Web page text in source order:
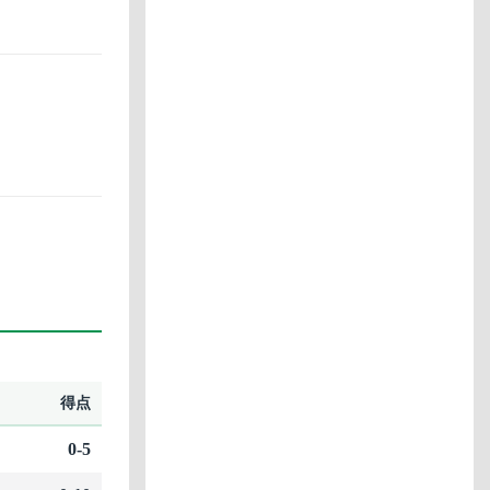
得点
0-5